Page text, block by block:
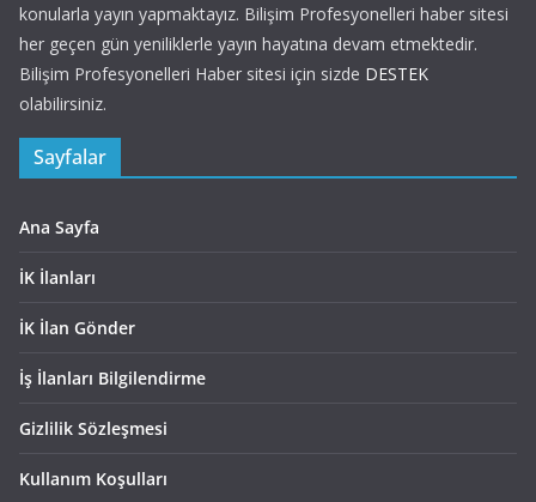
konularla yayın yapmaktayız. Bilişim Profesyonelleri haber sitesi
her geçen gün yeniliklerle yayın hayatına devam etmektedir.
Bilişim Profesyonelleri Haber sitesi için sizde DESTEK
olabilirsiniz.
Sayfalar
Ana Sayfa
İK İlanları
İK İlan Gönder
İş İlanları Bilgilendirme
Gizlilik Sözleşmesi
Kullanım Koşulları